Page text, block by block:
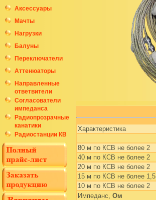
Аксессуары
Мачты
Нагрузки
Балуны
Переключатели
Аттенюаторы
Направленные
ответвители
Согласователи
импеданса
Радиопрозрачные
канатики
Радиостанции КВ
Характеристика
80 м по КСВ не более 2
40 м по КСВ не более 2
20 м по КСВ не более 2
15 м по КСВ не более 1,5
10 м по КСВ не более 2
Импеданс, Ом